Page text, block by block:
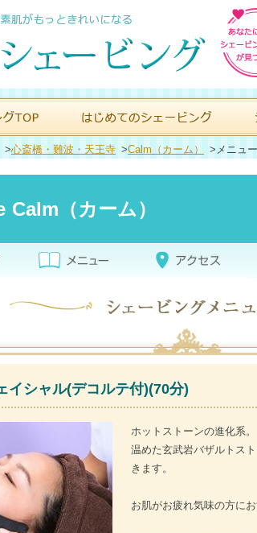
>心斎橋・難波・天王寺 >Calm（カーム） > メニュ
Calm（カーム）
イシャル(デコルテ付)(70分)
ホットストーンの進化系。
温めた玄武岩バザルトス
きます。
お肌がお疲れ気味の方にお